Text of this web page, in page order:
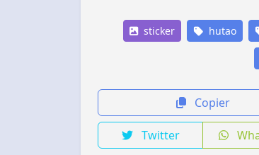
sticker hutao
Copier
Twitter